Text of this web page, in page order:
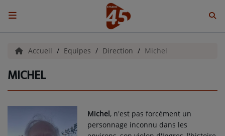
ACCUEIL
Emissions
GIEN, SA FABULEUSE HISTOIRE
Accueil Equipes Direction Michel
MICHEL
Michel, n'est pas forcément un
personnage inconnu dans les